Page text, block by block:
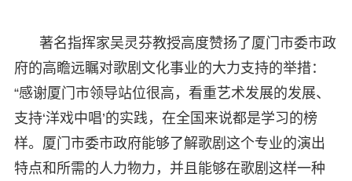
著名指挥家吴灵芬教授高度赞扬了厦门市委市政
府的高瞻远瞩对歌剧文化事业的大力支持的举措：
“感谢厦门市领导站位很高，看重艺术发展的发展、
支持‘洋戏中唱’的实践，在全国来说都是学习的榜
样。厦门市委市政府能够了解歌剧这个专业的演出
特点和所需的人力物力，并且能够在歌剧这样一种